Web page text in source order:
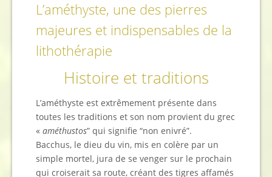
L’améthyste, une des pierres
majeures et indispensables de la
lithothérapie
Histoire et traditions
L’améthyste est extrêmement présente dans
toutes les traditions et son nom provient du grec
«améthustos” qui signifie “non enivré”.
Bacchus, le dieu du vin, mis en colère par un
simple mortel, jura de se venger sur le prochain
qui croiserait sa route, créant des tigres affamés